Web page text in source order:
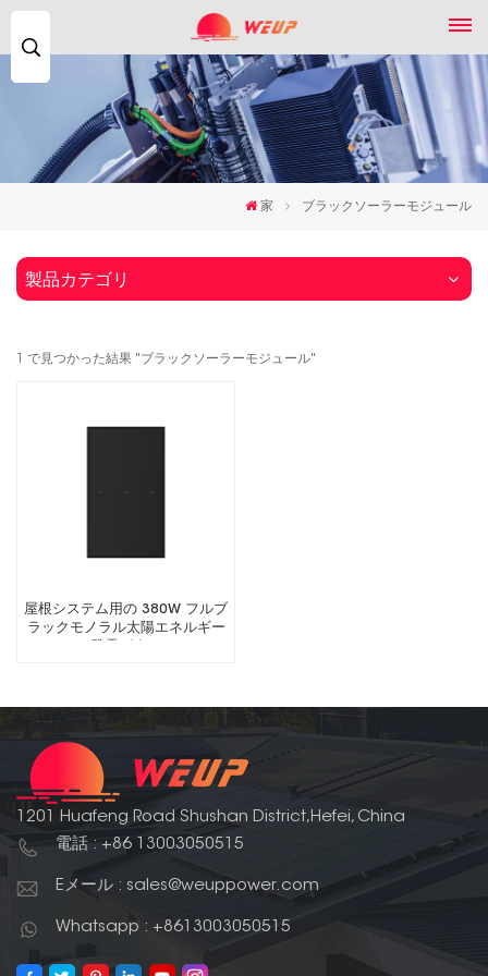
家 ブラックソーラーモジュール
製品カテゴリ
1 で見つかった結果 "ブラックソーラーモジュール"
屋根システム用の 380W フルブ
ラックモノラル太陽エネルギー
1201 Huafeng Road Shushan District,Hefei, China
電話 : +86 13003050515
Eメール : sales@weuppower.com
Whatsapp : +8613003050515